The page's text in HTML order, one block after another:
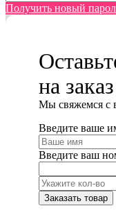
Получить новый
на
Мы cвяжемся с
Введите ваше
Введите ваш